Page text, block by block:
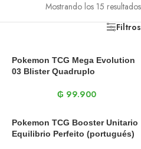
Mostrando los 15 resultados
Filtros
Pokemon TCG Mega Evolution
03 Blister Quadruplo
₲ 99.900
Pokemon TCG Booster Unitario
Equilibrio Perfeito (portugués)